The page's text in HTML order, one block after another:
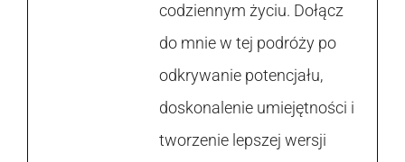
codziennym życiu. Dołącz
do mnie w tej podróży po
odkrywanie potencjału,
doskonalenie umiejętności i
tworzenie lepszej wersji